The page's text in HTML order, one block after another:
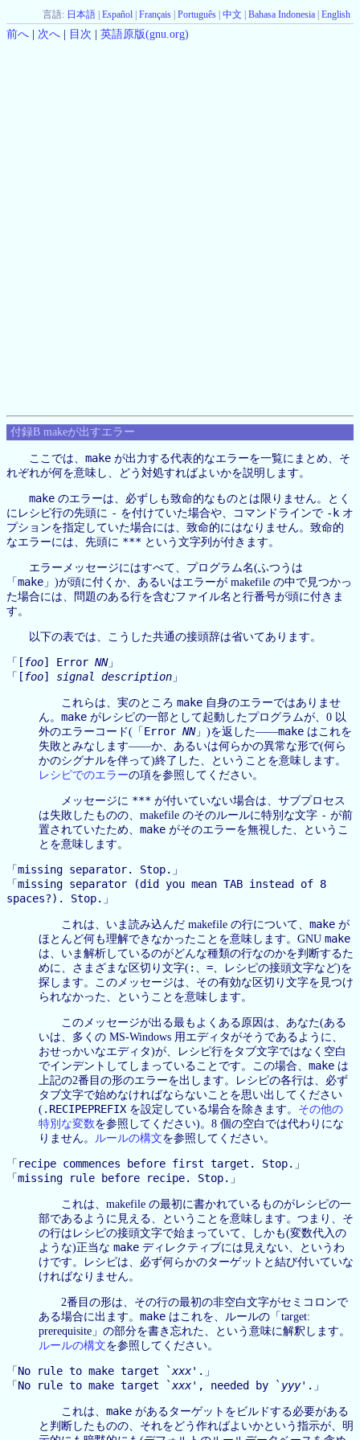
言語: 日本語 Español Français Português 中文 Bahasa Indonesia English
前へ 次へ 目次 英語原版(gnu.org)
付録B makeが出すエラー
ここでは、 make が出力する代表的なエラーを一覧にまとめ、そ
れぞれが何を意味し、どう対処すればよいかを説明します。
make のエラーは、必ずしも致命的なものとは限りません。とく
にレシピ行の先頭に - を付けていた場合や、コマンドラインで -k オ
プションを指定していた場合には、致命的にはなりません。致命的
なエラーには、先頭に *** という文字列が付きます。
エラーメッセージにはすべて、プログラム名(ふつうは
「 make 」)が頭に付くか、あるいはエラーが makefile の中で見つかっ
た場合には、問題のある行を含むファイル名と行番号が頭に付きま
す。
以下の表では、こうした共通の接頭辞は省いてあります。
「 [ foo] Error NN」
「 [ foo] signal description 」
これらは、実のところ make 自身のエラーではありませ
ん。 make がレシピの一部として起動したプログラムが、0 以
外のエラーコード(「 Error NN」)を返した——make はこれを
失敗とみなします——か、あるいは何らかの異常な形で(何ら
かのシグナルを伴って)終了した、ということを意味します。
レシピでのエラーの項を参照してください。
メッセージに *** が付いていない場合は、サブプロセス
は失敗したものの、makefile のそのルールに特別な文字 - が前
置されていたため、 make がそのエラーを無視した、というこ
とを意味します。
「 missing separator. Stop. 」
「 missing separator (did you mean TAB instead of 8
spaces?). Stop. 」
これは、いま読み込んだ makefile の行について、 make が
ほとんど何も理解できなかったことを意味します。GNU make
は、いま解析しているのがどんな種類の行なのかを判断するた
めに、さまざまな区切り文字( : 、 =、レシピの接頭文字など)を
探します。このメッセージは、その有効な区切り文字を見つけ
られなかった、ということを意味します。
このメッセージが出る最もよくある原因は、あなた(ある
いは、多くの MS-Windows 用エディタがそうであるように、
おせっかいなエディタ)が、レシピ行をタブ文字ではなく空白
でインデントしてしまっていることです。この場合、 make は
上記の2番目の形のエラーを出します。レシピの各行は、必ず
タブ文字で始めなければならないことを思い出してください
( .RECIPEPREFIX を設定している場合を除きます。 その他の
特別な変数を参照してください)。8 個の空白では代わりにな
りません。 ルールの構文を参照してください。
「 recipe commences before first target. Stop. 」
「 missing rule before recipe. Stop. 」
これは、makefile の最初に書かれているものがレシピの一
部であるように見える、ということを意味します。つまり、そ
の行はレシピの接頭文字で始まっていて、しかも(変数代入の
ような)正当な make ディレクティブには見えない、というわ
けです。レシピは、必ず何らかのターゲットと結び付いていな
ければなりません。
2番目の形は、その行の最初の非空白文字がセミコロンで
ある場合に出ます。 make はこれを、ルールの「target:
prerequisite」の部分を書き忘れた、という意味に解釈します。
ルールの構文を参照してください。
「 No rule to make target `xxx'. 」
「 No rule to make target `xxx', needed by ` yyy'. 」
これは、 make があるターゲットをビルドする必要がある
と判断したものの、それをどう作ればよいかという指示が、明